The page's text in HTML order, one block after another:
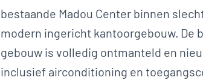
bestaande Madou Center binnen
modern ingericht kantoorgebouw. De
gebouw is volledig ontmanteld en
inclusief airconditioning en